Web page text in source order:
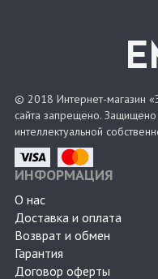
© 2018 Интернет-магазин
сайта запрещено.
интеллектуальной
ИНФОРМАЦИЯ
О нас
Доставка и оплата
Возврат и обмен
Гарантия
Договор оферты